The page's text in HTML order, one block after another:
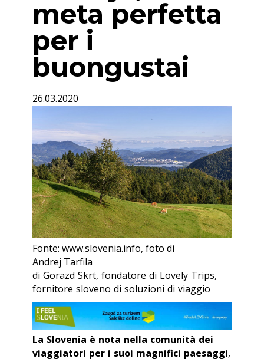
meta perfetta
per i
buongustai
26.03.2020
Fonte: www.slovenia.info, foto di
Andrej Tarfila
di Gorazd Skrt, fondatore di Lovely Trips,
fornitore sloveno di soluzioni di viaggio
La Slovenia è nota nella comunità dei
viaggiatori per i suoi magnifici paesaggi,